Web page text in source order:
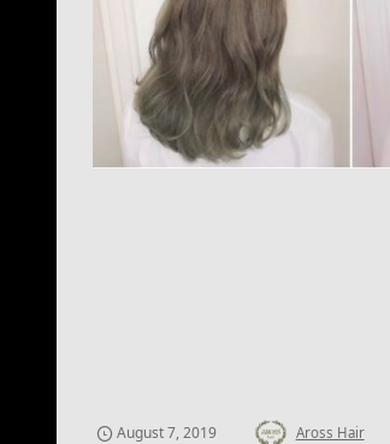
August 7, 2019 Aross Hair